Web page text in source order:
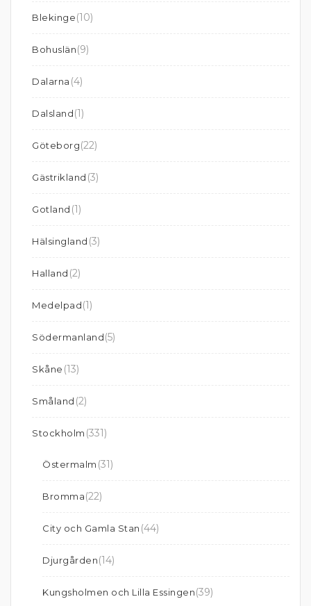
Blekinge(10)
Bohuslän(9)
Dalarna (4)
Dalsland(1)
Göteborg(22)
Gästrikland (3)
Gotland (1)
Hälsingland (3)
Halland (2)
Medelpad(1)
Södermanland(5)
Skåne (13)
Småland (2)
Stockholm (331)
Östermalm (31)
Bromma(22)
City och Gamla Stan (44)
Djurgården(14)
Kungsholmen och Lilla Essingen(39)